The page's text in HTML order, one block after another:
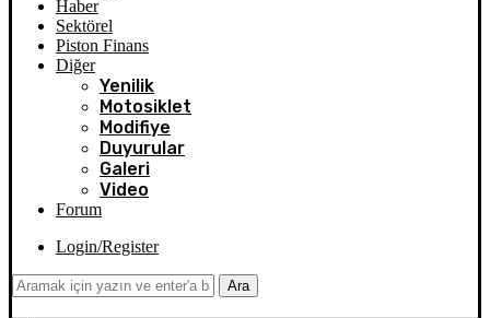
Haber
Sektörel
Piston Finans
Diğer
Yenilik
Motosiklet
Modifiye
Duyurular
Galeri
Video
Forum
Login/Register
Ara